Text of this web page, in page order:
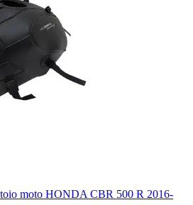
moto HONDA CBR 500 R 2016-